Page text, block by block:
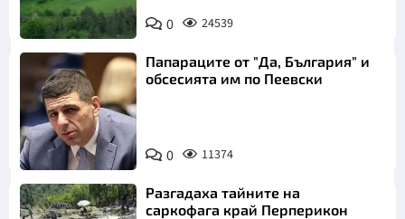
0 24539
Папараците от "Да, България" и
обсесията им по Пеевски
0 11374
Разгадаха тайните на
саркофага край Перперикон